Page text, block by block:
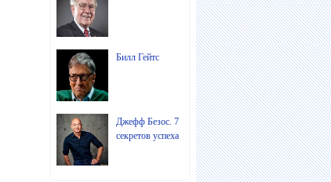
Билл Гейтс
Джефф Безос. 7
секретов успеха